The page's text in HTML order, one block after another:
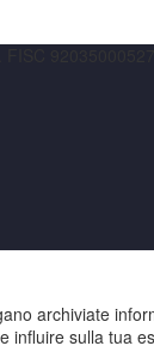
archiviate
sulla tua